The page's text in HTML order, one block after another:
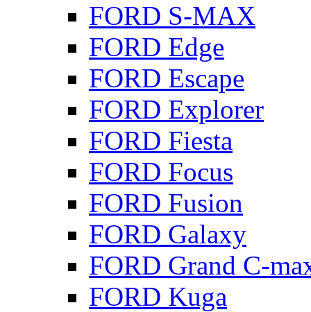
FORD S-MAX
FORD Edge
FORD Escape
FORD Explorer
FORD Fiesta
FORD Focus
FORD Fusion
FORD Galaxy
FORD Grand C-
FORD Kuga